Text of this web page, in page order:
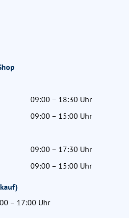
09:00 – 18:30 Uhr
09:00 – 15:00 Uhr
09:00 – 17:30 Uhr
09:00 – 15:00 Uhr
– 17:00 Uhr